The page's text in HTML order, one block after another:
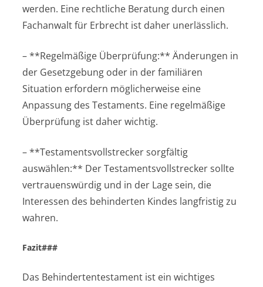
werden. Eine rechtliche Beratung durch einen
Fachanwalt für Erbrecht ist daher unerlässlich.
– **Regelmäßige Überprüfung:** Änderungen in
der Gesetzgebung oder in der familiären
Situation erfordern möglicherweise eine
Anpassung des Testaments. Eine regelmäßige
Überprüfung ist daher wichtig.
– **Testamentsvollstrecker sorgfältig
auswählen:** Der Testamentsvollstrecker sollte
vertrauenswürdig und in der Lage sein, die
Interessen des behinderten Kindes langfristig zu
wahren.
Fazit###
Das Behindertentestament ist ein wichtiges